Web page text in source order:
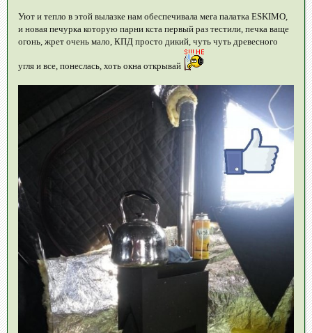
Уют и тепло в этой вылазке нам обеспечивала мега палатка ESKIMO,
и новая печурка которую парни кста первый раз тестили, печка ваще
огонь, жрет очень мало, КПД просто дикий, чуть чуть древесного
угля и все, понеслась, хоть окна открывай